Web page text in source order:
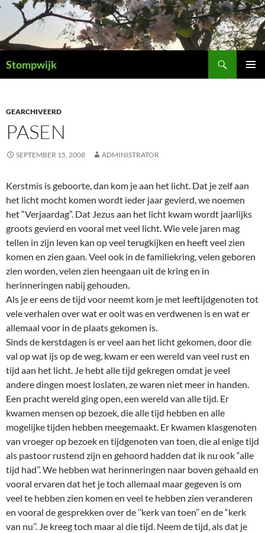
Ga
de
inhoud
Stompwijk
GEARCHIVEERD
PASEN
SEPTEMBER 15, 2008 ADMINISTRATOR
Kerstmis is geboorte, dan kom je aan het licht. Dat je zelf aan
het licht mocht komen wordt ieder jaar gevierd, we noemen
het “Verjaardag”. Dat Jezus aan het licht kwam wordt jaarlijks
groots gevierd en vooral met veel licht. Wie vele jaren mag
tellen in zijn leven kan op veel terugkijken en heeft veel zien
komen en zien gaan. Veel ook in de familiekring, velen geboren
zien worden, velen zien heengaan uit de kring en in
herinneringen nabij gehouden.
Als je er eens de tijd voor neemt kom je met leeftijdgenoten tot
vele verhalen over wat er ooit was en verdwenen is en wat er
allemaal voor in de plaats gekomen is.
Sinds de kerstdagen is er veel aan het licht gekomen, door die
val op wat ijs op de weg, kwam er een wereld van veel rust en
tijd aan het licht. Je hebt alle tijd gekregen omdat je veel
andere dingen moest loslaten, ze waren niet meer in handen.
Een pracht wereld ging open, een wereld van alle tijd. Er
kwamen mensen op bezoek, die alle tijd hebben en alle
mogelijke tijden hebben meegemaakt. Er kwamen klasgenoten
van vroeger op bezoek en tijdgenoten van toen, die al enige tijd
als pastoor rustend zijn en gehoord hadden dat ik nu ook “alle
tijd had’’. We hebben wat herinneringen naar boven gehaald en
vooral ervaren dat het je toch allemaal maar gegeven is om
veel te hebben zien komen en veel te hebben zien veranderen
en vooral de gesprekken over de ‘’kerk van toen’’ en de “kerk
van nu’’. Je kreeg toch maar al die tijd. Neem de tijd, als dat je